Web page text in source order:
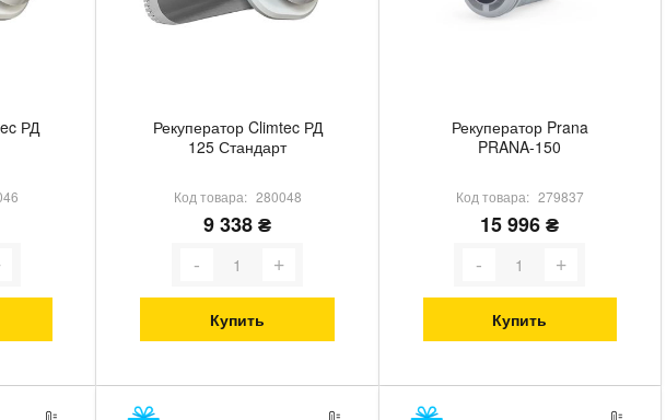
РД
Рекуператор Climtec РД
125 Стандарт
Код товара: 280048
9 338 ₴
Купить
Рекуператор Prana
PRANA-150
Код товара: 279837
15 996 ₴
Купить